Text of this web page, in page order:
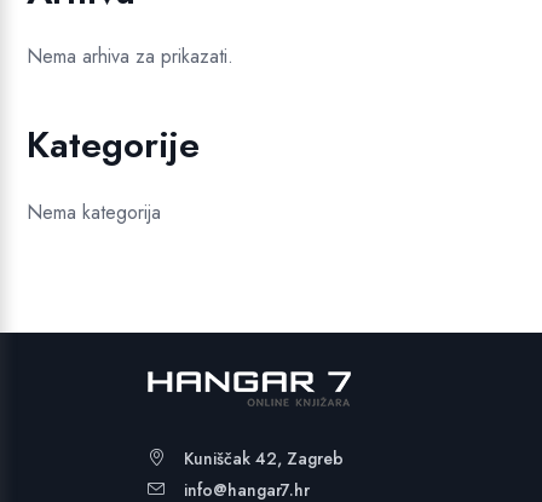
Nema arhiva za prikazati.
Kategorije
Nema kategorija
Kuniščak 42, Zagreb
info@hangar7.hr